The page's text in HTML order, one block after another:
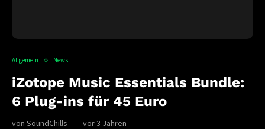
Allgemein News
iZotope Music Essentials Bundle:
6 Plug-ins für 45 Euro
von SoundChills vor 3 Jahren